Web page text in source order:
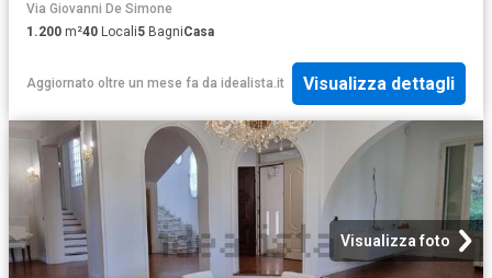
Via Giovanni De Simone
1.200 m²40 Locali5 BagniCasa
Aggiornato oltre un mese fa da idealista.it Visualizza dettagli
Visualizza foto